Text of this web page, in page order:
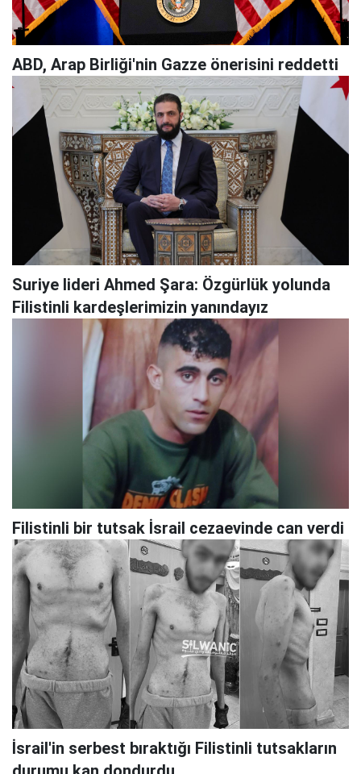
ABD, Arap Birliği'nin Gazze önerisini reddetti
Suriye lideri Ahmed Şara: Özgürlük yolunda
Filistinli kardeşlerimizin yanındayız
Filistinli bir tutsak İsrail cezaevinde can verdi
İsrail'in serbest bıraktığı Filistinli tutsakların